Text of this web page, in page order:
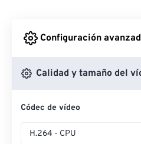
Desde
Desde
Desde URL
Configuración
Calidad y tamaño del
Códec de vídeo
H.264 - CPU